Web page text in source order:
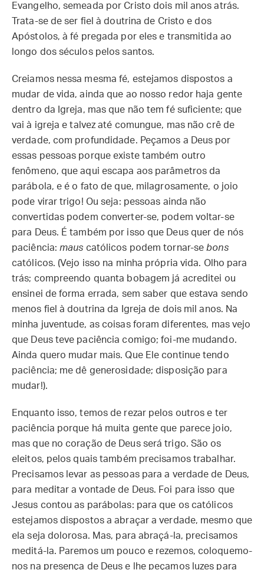
Evangelho, semeada por Cristo dois mil anos atrás.
Trata-se de ser fiel à doutrina de Cristo e dos
Apóstolos, à fé pregada por eles e transmitida ao
longo dos séculos pelos santos.
Creiamos nessa mesma fé, estejamos dispostos a
mudar de vida, ainda que ao nosso redor haja gente
dentro da Igreja, mas que não tem fé suficiente; que
vai à igreja e talvez até comungue, mas não crê de
verdade, com profundidade. Peçamos a Deus por
essas pessoas porque existe também outro
fenômeno, que aqui escapa aos parâmetros da
parábola, e é o fato de que, milagrosamente, o joio
pode virar trigo! Ou seja: pessoas ainda não
convertidas podem converter-se, podem voltar-se
para Deus. É também por isso que Deus quer de nós
paciência:maus católicos podem tornar-se bons
católicos. (Vejo isso na minha própria vida. Olho para
trás; compreendo quanta bobagem já acreditei ou
ensinei de forma errada, sem saber que estava sendo
menos fiel à doutrina da Igreja de dois mil anos. Na
minha juventude, as coisas foram diferentes, mas vejo
que Deus teve paciência comigo; foi-me mudando.
Ainda quero mudar mais. Que Ele continue tendo
paciência; me dê generosidade; disposição para
mudar!).
Enquanto isso, temos de rezar pelos outros e ter
paciência porque há muita gente que parece joio,
mas que no coração de Deus será trigo. São os
eleitos, pelos quais também precisamos trabalhar.
Precisamos levar as pessoas para a verdade de Deus,
para meditar a vontade de Deus. Foi para isso que
Jesus contou as parábolas: para que os católicos
estejamos dispostos a abraçar a verdade, mesmo que
ela seja dolorosa. Mas, para abraçá-la, precisamos
meditá-la. Paremos um pouco e rezemos, coloquemo-
nos na presença de Deus e lhe peçamos luzes para